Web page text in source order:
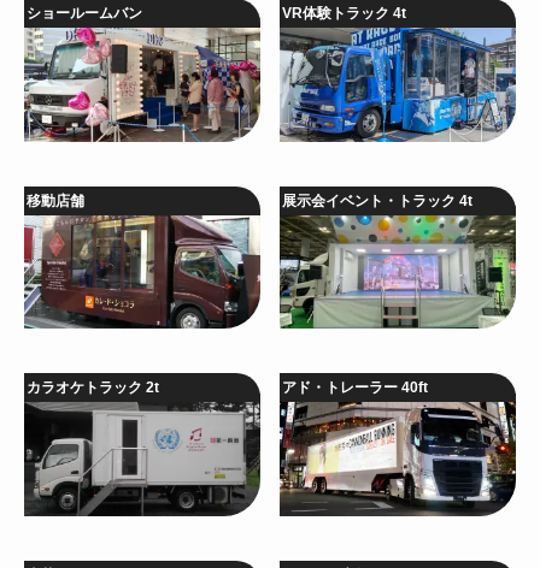
ショールームバン VR体験トラック 4t
移動店舗 展示会イベント・トラック 4t
カラオケトラック 2t アド・トレーラー 40ft